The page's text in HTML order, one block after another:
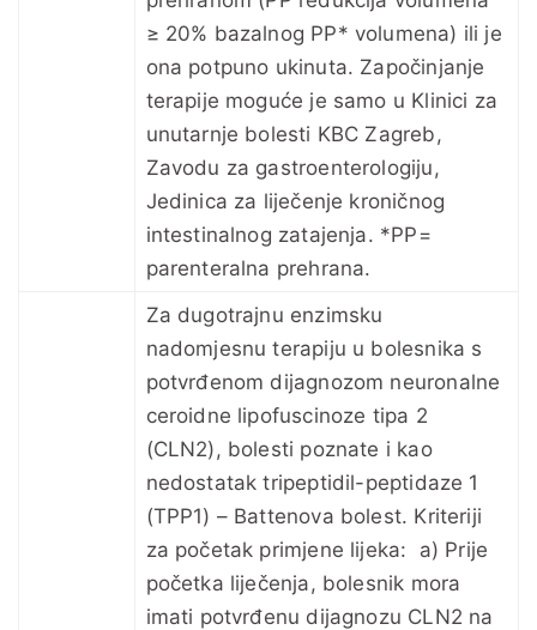
≥ 20% bazalnog PP* volumena) ili je
ona potpuno ukinuta. Započinjanje
terapije moguće je samo u Klinici za
unutarnje bolesti KBC Zagreb,
Zavodu za gastroenterologiju,
Jedinica za liječenje kroničnog
intestinalnog zatajenja. *PP=
parenteralna prehrana.
Za dugotrajnu enzimsku
nadomjesnu terapiju u bolesnika s
potvrđenom dijagnozom neuronalne
ceroidne lipofuscinoze tipa 2
(CLN2), bolesti poznate i kao
nedostatak tripeptidil-peptidaze 1
(TPP1) – Battenova bolest. Kriteriji
za početak primjene lijeka: a) Prije
početka liječenja, bolesnik mora
imati potvrđenu dijagnozu CLN2 na